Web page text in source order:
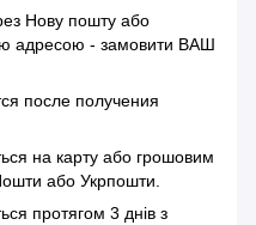
Нову пошту або
адресою - замовити ВАШ
после получения
на карту або грошовим
або Укрпошти.
протягом 3 днів з